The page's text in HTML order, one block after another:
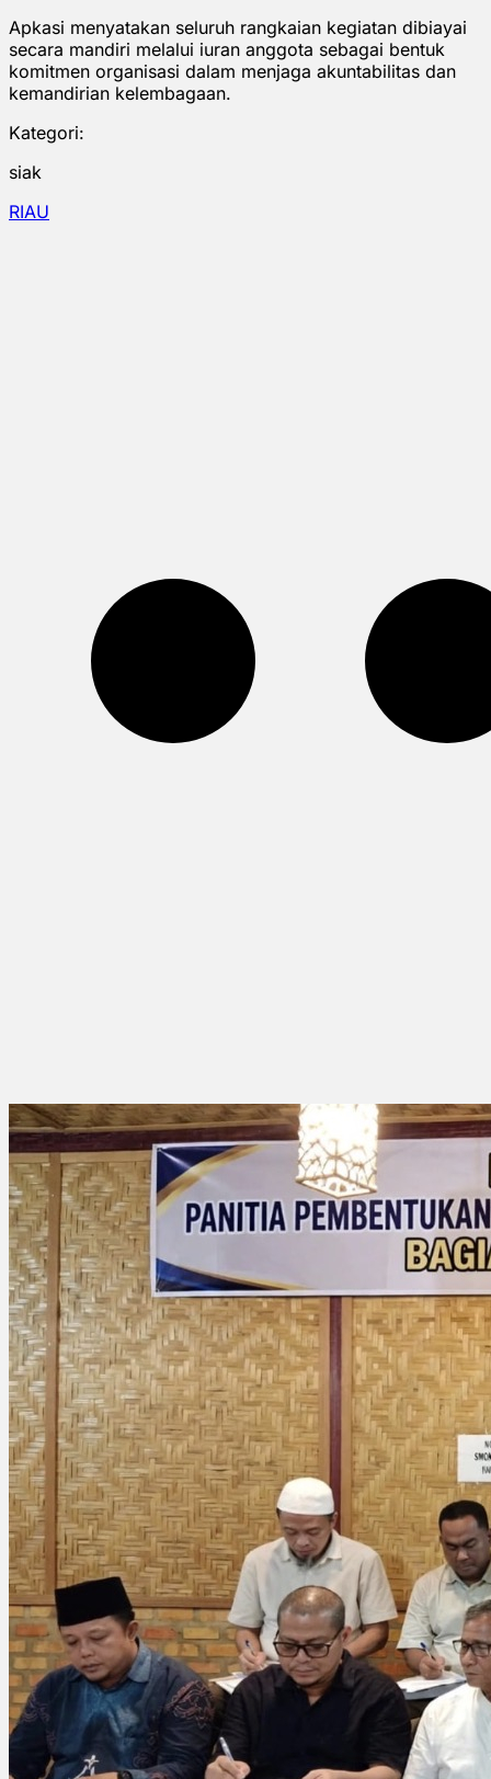
Apkasi menyatakan seluruh rangkaian kegiatan dibiayai
secara mandiri melalui iuran anggota sebagai bentuk
komitmen organisasi dalam menjaga akuntabilitas dan
kemandirian kelembagaan.
Kategori:
siak
RIAU